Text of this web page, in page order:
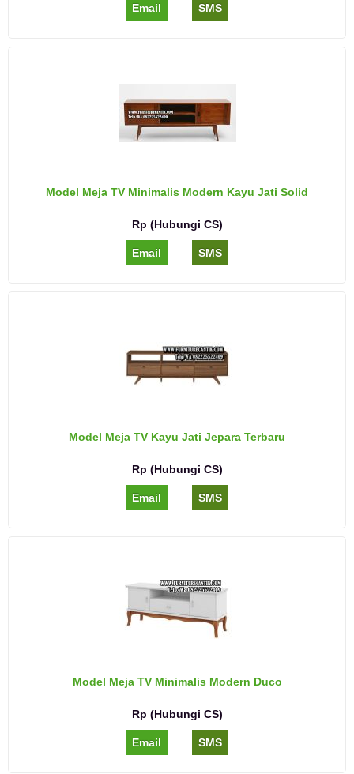
Email SMS
Model Meja TV Minimalis Modern Kayu Jati Solid
Rp (Hubungi CS)
Email SMS
Model Meja TV Kayu Jati Jepara Terbaru
Rp (Hubungi CS)
Email SMS
Model Meja TV Minimalis Modern Duco
Rp (Hubungi CS)
Email SMS